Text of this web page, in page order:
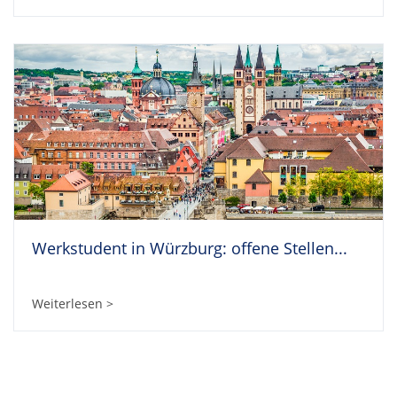
Werkstudent in Würzburg: offene Stellen...
Weiterlesen >